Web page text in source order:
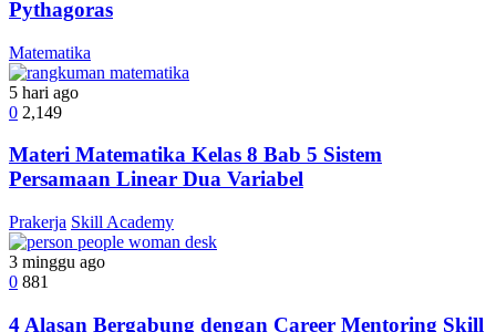
Pythagoras
Matematika
5 hari ago
0 2,149
Materi Matematika Kelas 8 Bab 5 Sistem
Persamaan Linear Dua Variabel
Prakerja Skill Academy
3 minggu ago
0 881
4 Alasan Bergabung dengan Career Mentoring Skill